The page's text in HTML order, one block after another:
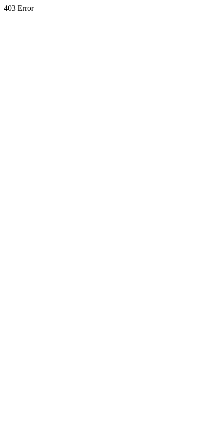
403 Error